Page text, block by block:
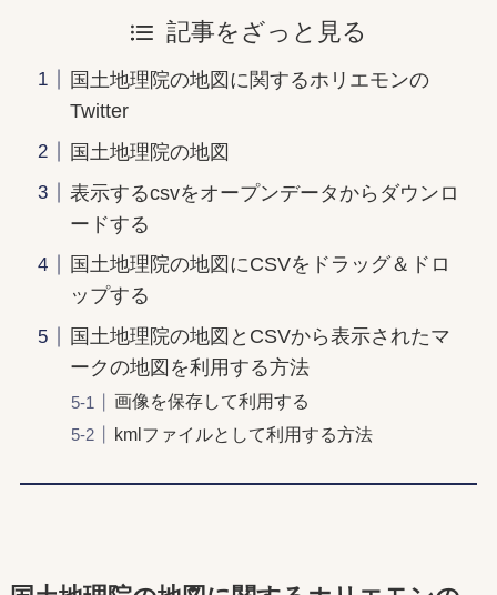
記事をざっと見る
国土地理院の地図に関するホリエモンの
Twitter
国土地理院の地図
表示するcsvをオープンデータからダウンロ
ードする
国土地理院の地図にCSVをドラッグ＆ドロ
ップする
国土地理院の地図とCSVから表示されたマ
ークの地図を利用する方法
画像を保存して利用する
kmlファイルとして利用する方法